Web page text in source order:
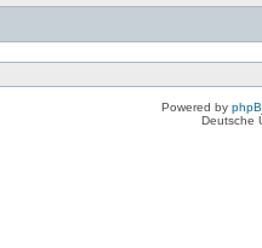
Powered by
Deutsche